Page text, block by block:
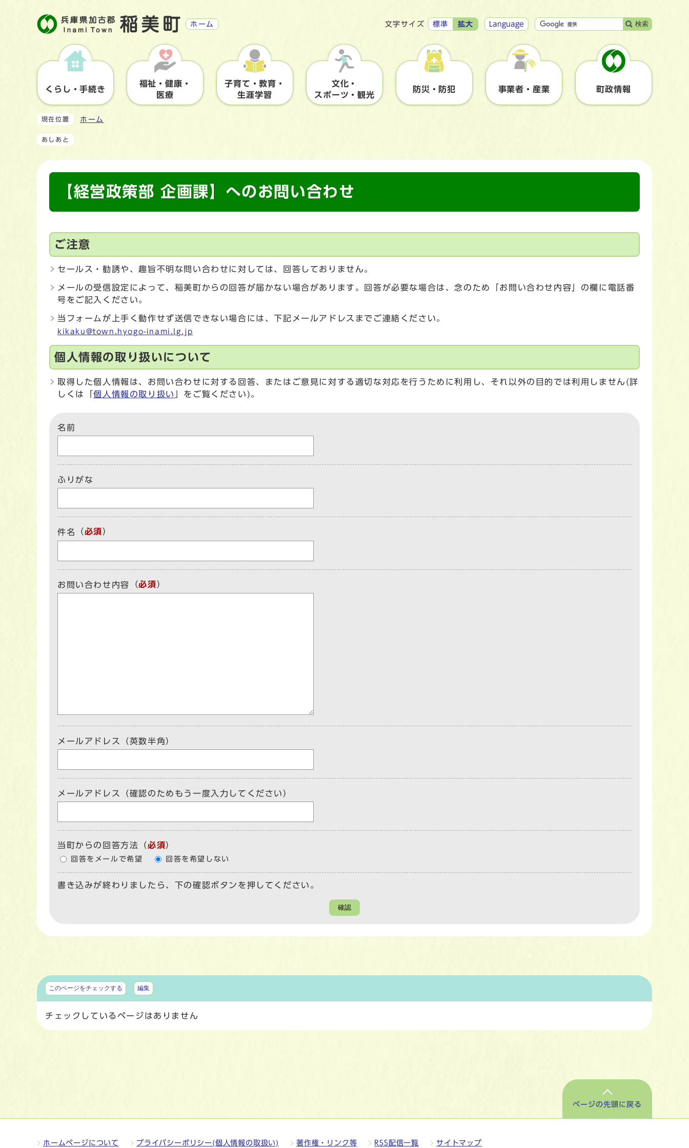
ホーム 文字サイズ 標準 拡大 Language 検索
くらし・手続き
福祉・健康・
医療
子育て・教育・
生涯学習
文化・
スポーツ・観光
防災・防犯 事業者・産業 町政情報
現在位置 ホーム
あしあと
【経営政策部 企画課】へのお問い合わせ
ご注意
セールス・勧誘や、趣旨不明な問い合わせに対しては、回答しておりません。
メールの受信設定によって、稲美町からの回答が届かない場合があります。回答が必要な場合は、念のため「お問い合わせ内容」の欄に電話番
号をご記入ください。
当フォームが上手く動作せず送信できない場合には、下記メールアドレスまでご連絡ください。
kikaku@town.hyogo-inami.lg.jp
個人情報の取り扱いについて
取得した個人情報は、お問い合わせに対する回答、またはご意見に対する適切な対応を行うために利用し、それ以外の目的では利用しません(詳
しくは「個人情報の取り扱い 」をご覧ください)。
名前
ふりがな
件名 （必須）
お問い合わせ内容 （必須）
メールアドレス（英数半角）
メールアドレス（確認のためもう一度入力してください）
当町からの回答方法 （必須）
回答をメールで希望 回答を希望しない
書き込みが終わりましたら、下の確認ボタンを押してください。
確認
マイページ
このページをチェックする 編集
チェックしているページはありません
ページの先頭に戻る
ホームページについて プライバシーポリシー(個人情報の取扱い) 著作権・リンク等 RSS配信一覧 サイトマップ